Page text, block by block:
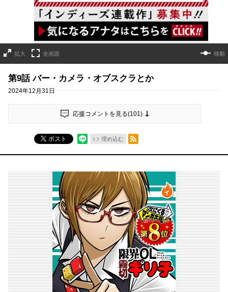
詳細ページへのリンク
拡大 全画面 移動
第9話 バー・カメラ・オブスクラとか
2024年12月31日
応援コメントを見る(101)
ポスト 埋め込む
RSSフィード